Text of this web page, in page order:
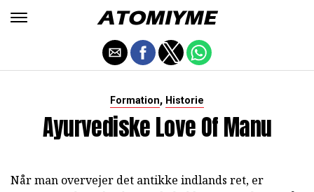
Formation, Historie
Ayurvediske Love Of Manu
Når man overvejer det antikke indlands ret, er